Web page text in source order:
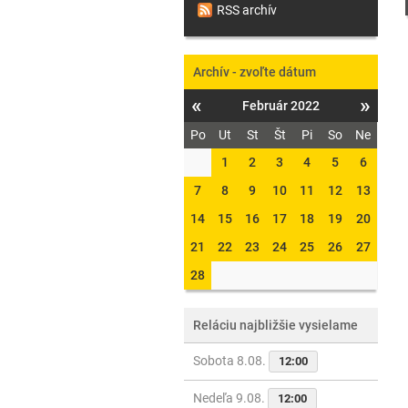
RSS archív
Archív - zvoľte dátum
« Február 2022 »
Po Ut St Št Pi So
Ne
1
2 3 4 5
6
7
8 9 10 11 12
13
14
15 16 17 18 19
20
21
22 23 24 25 26
27
28
Reláciu najbližšie vysielame
Sobota 8.08. 12:00
Nedeľa 9.08. 12:00